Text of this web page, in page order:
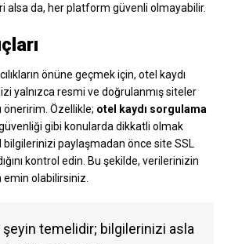
alsa da, her platform güvenli olmayabilir.
önüne geçmek için, otel kaydı
yalnızca resmi ve doğrulanmış siteler
öneririm. Özellikle; otel kaydı sorgulama
gibi konularda dikkatli olmak
bilgilerinizi paylaşmadan önce site SSL
kontrol edin. Bu şekilde, verilerinizin
olabilirsiniz.
şeyin temelidir; bilgilerinizi asla